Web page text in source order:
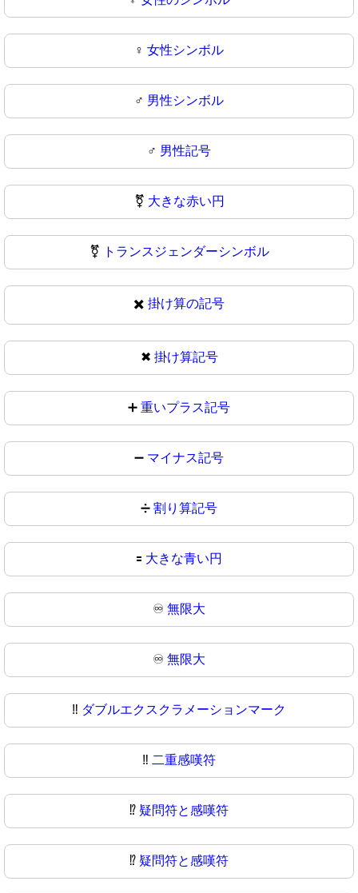
♀ 女性シンボル
♂️ 男性シンボル
♂ 男性記号
⚧️ 大きな赤い円
⚧ トランスジェンダーシンボル
✖️ 掛け算の記号
✖ 掛け算記号
➕ 重いプラス記号
➖ マイナス記号
➗ 割り算記号
🟰 大きな青い円
♾️ 無限大
♾ 無限大
‼️ ダブルエクスクラメーションマーク
‼ 二重感嘆符
⁉️ 疑問符と感嘆符
⁉ 疑問符と感嘆符